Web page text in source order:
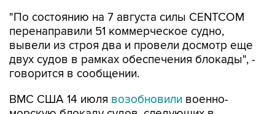
"По состоянию на 7 августа силы CENTCOM
перенаправили 51 коммерческое судно,
вывели из строя два и провели досмотр еще
двух судов в рамках обеспечения блокады", -
говорится в сообщении.
ВМС США 14 июля возобновили военно-